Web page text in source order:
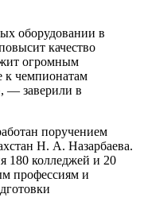
оборудовании в
качество
огромным
к чемпионатам
— заверили в
поручением
Н. А. Назарбаева.
180 колледжей и 20
профессиям и